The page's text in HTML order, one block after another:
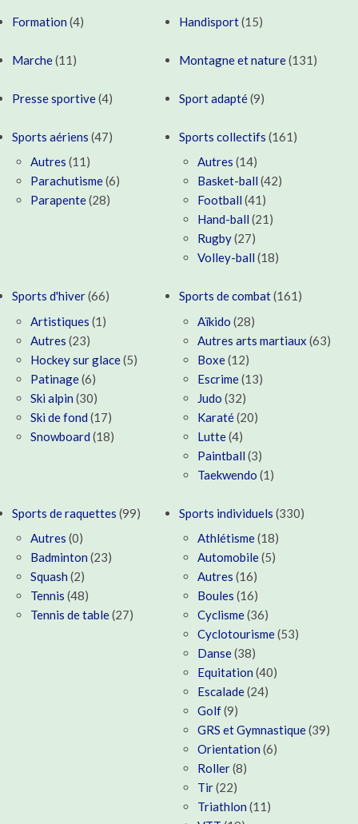
Formation (4) Handisport(15)
Marche(11) Montagne et nature(131)
Presse sportive(4) Sport adapté(9)
Sports aériens (47)
Autres (11)
Parachutisme(6)
Parapente(28)
Sports collectifs (161)
Autres (14)
Basket-ball (42)
Football (41)
Hand-ball (21)
Rugby(27)
Volley-ball (18)
Sports d'hiver(66)
Artistiques (1)
Autres (23)
Hockey sur glace(5)
Patinage(6)
Ski alpin (30)
Ski de fond (17)
Snowboard (18)
Sports de combat(161)
Aïkido (28)
Autres arts martiaux (63)
Boxe(12)
Escrime(13)
Judo (32)
Karaté(20)
Lutte(4)
Paintball (3)
Taekwendo (1)
Sports de raquettes (99)
Autres (0)
Badminton (23)
Squash (2)
Tennis (48)
Tennis de table(27)
Sports individuels (330)
Athlétisme(18)
Automobile(5)
Autres (16)
Boules (16)
Cyclisme(36)
Cyclotourisme(53)
Danse(38)
Equitation (40)
Escalade(24)
Golf(9)
GRS et Gymnastique(39)
Orientation (6)
Roller(8)
Tir(22)
Triathlon (11)